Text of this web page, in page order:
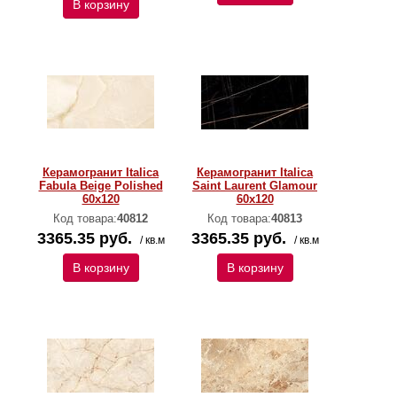
В корзину
Керамогранит Italica
Fabula Beige Polished
60х120
Код товара:40812
3365.35 руб. / кв.м
В корзину
Керамогранит Italica
Saint Laurent Glamour
60х120
Код товара:40813
3365.35 руб. / кв.м
В корзину